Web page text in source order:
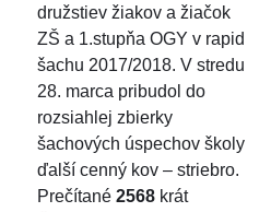
družstiev žiakov a žiačok
ZŠ a 1.stupňa OGY v rapid
šachu 2017/2018. V stredu
28. marca pribudol do
rozsiahlej zbierky
šachových úspechov školy
ďalší cenný kov – striebro.
Prečítané 2568 krát